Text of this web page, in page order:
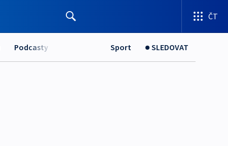
ČT
Podcasty Sport SLEDOVAT